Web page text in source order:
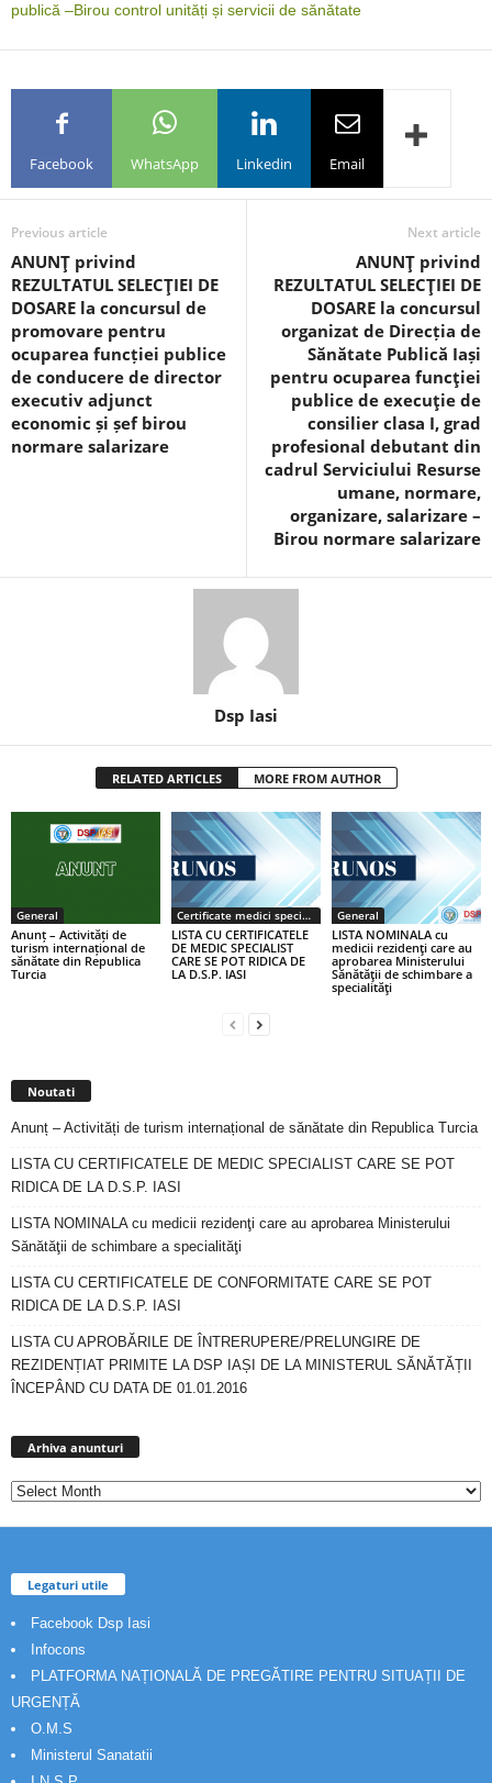
publică –Birou control unități și servicii de sănătate
Facebook WhatsApp Linkedin Email
Previous article
ANUNŢ privind
REZULTATUL SELECŢIEI DE
DOSARE la concursul de
promovare pentru
ocuparea funcției publice
de conducere de director
executiv adjunct
economic și șef birou
normare salarizare
Next article
ANUNŢ privind
REZULTATUL SELECŢIEI DE
DOSARE la concursul
organizat de Direcția de
Sănătate Publică Iași
pentru ocuparea funcţiei
publice de execuţie de
consilier clasa I, grad
profesional debutant din
cadrul Serviciului Resurse
umane, normare,
organizare, salarizare –
Birou normare salarizare
Dsp Iasi
RELATED ARTICLES MORE FROM AUTHOR
General
Anunț – Activități de
turism internațional de
sănătate din Republica
Turcia
Certificate medici specialiști / primari
LISTA CU CERTIFICATELE
DE MEDIC SPECIALIST
CARE SE POT RIDICA DE
LA D.S.P. IASI
General
LISTA NOMINALA cu
medicii rezidenţi care au
aprobarea Ministerului
Sănătăţii de schimbare a
specialităţi
Noutati
Anunț – Activități de turism internațional de sănătate din Republica Turcia
LISTA CU CERTIFICATELE DE MEDIC SPECIALIST CARE SE POT
RIDICA DE LA D.S.P. IASI
LISTA NOMINALA cu medicii rezidenţi care au aprobarea Ministerului
Sănătăţii de schimbare a specialităţi
LISTA CU CERTIFICATELE DE CONFORMITATE CARE SE POT
RIDICA DE LA D.S.P. IASI
LISTA CU APROBĂRILE DE ÎNTRERUPERE/PRELUNGIRE DE
REZIDENȚIAT PRIMITE LA DSP IAȘI DE LA MINISTERUL SĂNĂTĂȚII
ÎNCEPÂND CU DATA DE 01.01.2016
Arhiva anunturi
Legaturi utile
Facebook Dsp Iasi
Infocons
PLATFORMA NAȚIONALĂ DE PREGĂTIRE PENTRU SITUAȚII DE
URGENȚĂ
O.M.S
Ministerul Sanatatii